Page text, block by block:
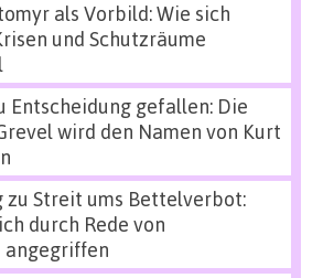
als Vorbild: Wie sich
und Schutzräume
Entscheidung gefallen: Die
wird den Namen von Kurt
zu Streit ums Bettelverbot:
durch Rede von
angegriffen